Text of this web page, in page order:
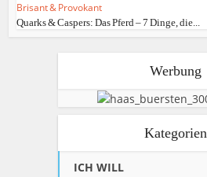
Brisant & Provokant
Quarks & Caspers: Das Pferd – 7 Dinge, die...
Werbung
Kategorien
ICH WILL